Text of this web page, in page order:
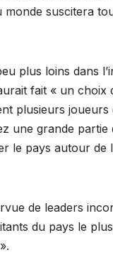
monde suscitera
plus loins dans
fait « un
plusieurs
une grande
pays autour de
de leaders
du pays le